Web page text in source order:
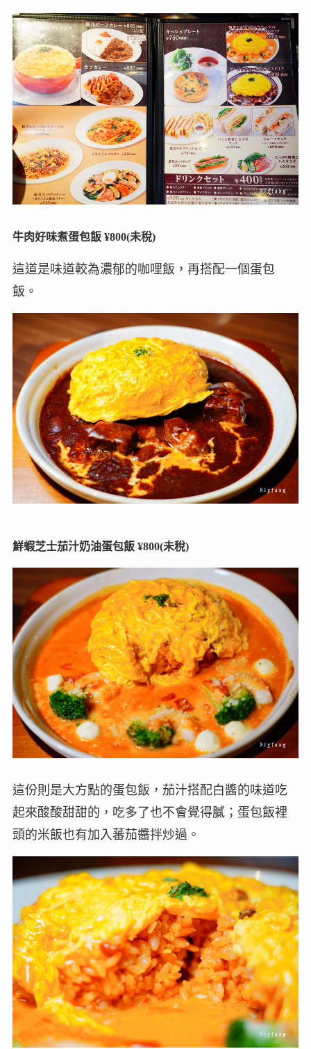
牛肉好味煮蛋包飯 ¥800(未稅)
這道是味道較為濃郁的咖哩飯，再搭配一個蛋包
飯。
鮮蝦芝士茄汁奶油蛋包飯 ¥800(未稅)
這份則是大方點的蛋包飯，茄汁搭配白醬的味道吃
起來酸酸甜甜的，吃多了也不會覺得膩；蛋包飯裡
頭的米飯也有加入蕃茄醬拌炒過。